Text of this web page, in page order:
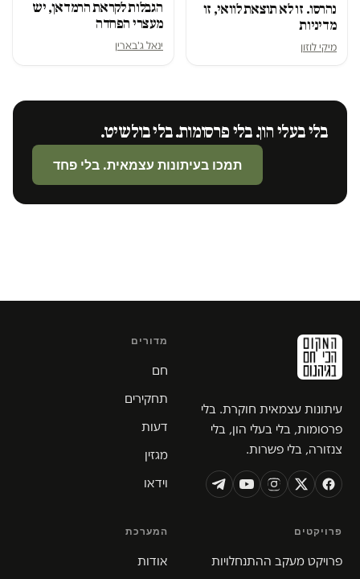
נהרסו. זו לא תוצאת לוואי, זו
מדיניות
מיקי לוזון
הגבלות לקראת הרמדאן, יש
מעצרי הפחדה
ינאל ג'בארין
בלי בעלי הון. בלי פרסומות. בלי בולשיט.
תמכו בעיתונות עצמאית. בלי פחד
עיתונות עצמאית חוקרת. בלי
פרסומות, בלי בעלי הון, בלי
צנזורה, בלי פשרות.
מדורים
חם
תחקירים
דעות
מגזין
וידאו
פרויקטים
פרויקט מעקב ההתנחלויות
המערכת
אודות